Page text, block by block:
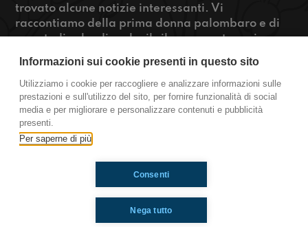
trovato alcune notizie interessanti. Vi
raccontiamo della prima donna palombaro e di
uno studio che dice che il cibo spazzatura ci
sapere com'è essere un adolescente ai tempi del
coronavirus!
#OkkinSu www.radioimmaginaria.it
Milano
Ti è piaciuto? Condividilo!
Informazioni sui cookie presenti in questo sito
Utilizziamo i cookie per raccogliere e analizzare informazioni sulle
prestazioni e sull'utilizzo del sito, per fornire funzionalità di social
media e per migliorare e personalizzare contenuti e pubblicità
presenti.
Per saperne di più
Nega tutto
Consenti